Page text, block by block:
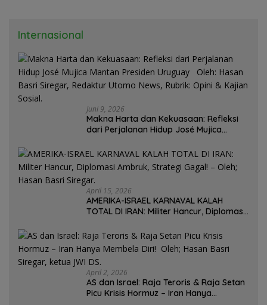
Internasional
Juni 9, 2026
Makna Harta dan Kekuasaan: Refleksi
dari Perjalanan Hidup José Mujica
Basri Siregar, Redaktur Utomo News,
Rubrik: Opini & Kajian Sosial.
April 15, 2026
AMERIKA-ISRAEL KARNAVAL KALAH
TOTAL DI IRAN: Militer Hancur, Diplomasi
Basri Siregar.
April 2, 2026
AS dan Israel: Raja Teroris & Raja Setan
Picu Krisis Hormuz – Iran Hanya